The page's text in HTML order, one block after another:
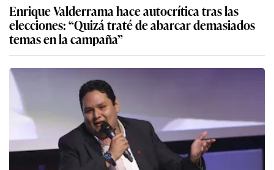
Enrique Valderrama hace autocrítica tras las
elecciones: “Quizá traté de abarcar demasiados
temas en la campaña”